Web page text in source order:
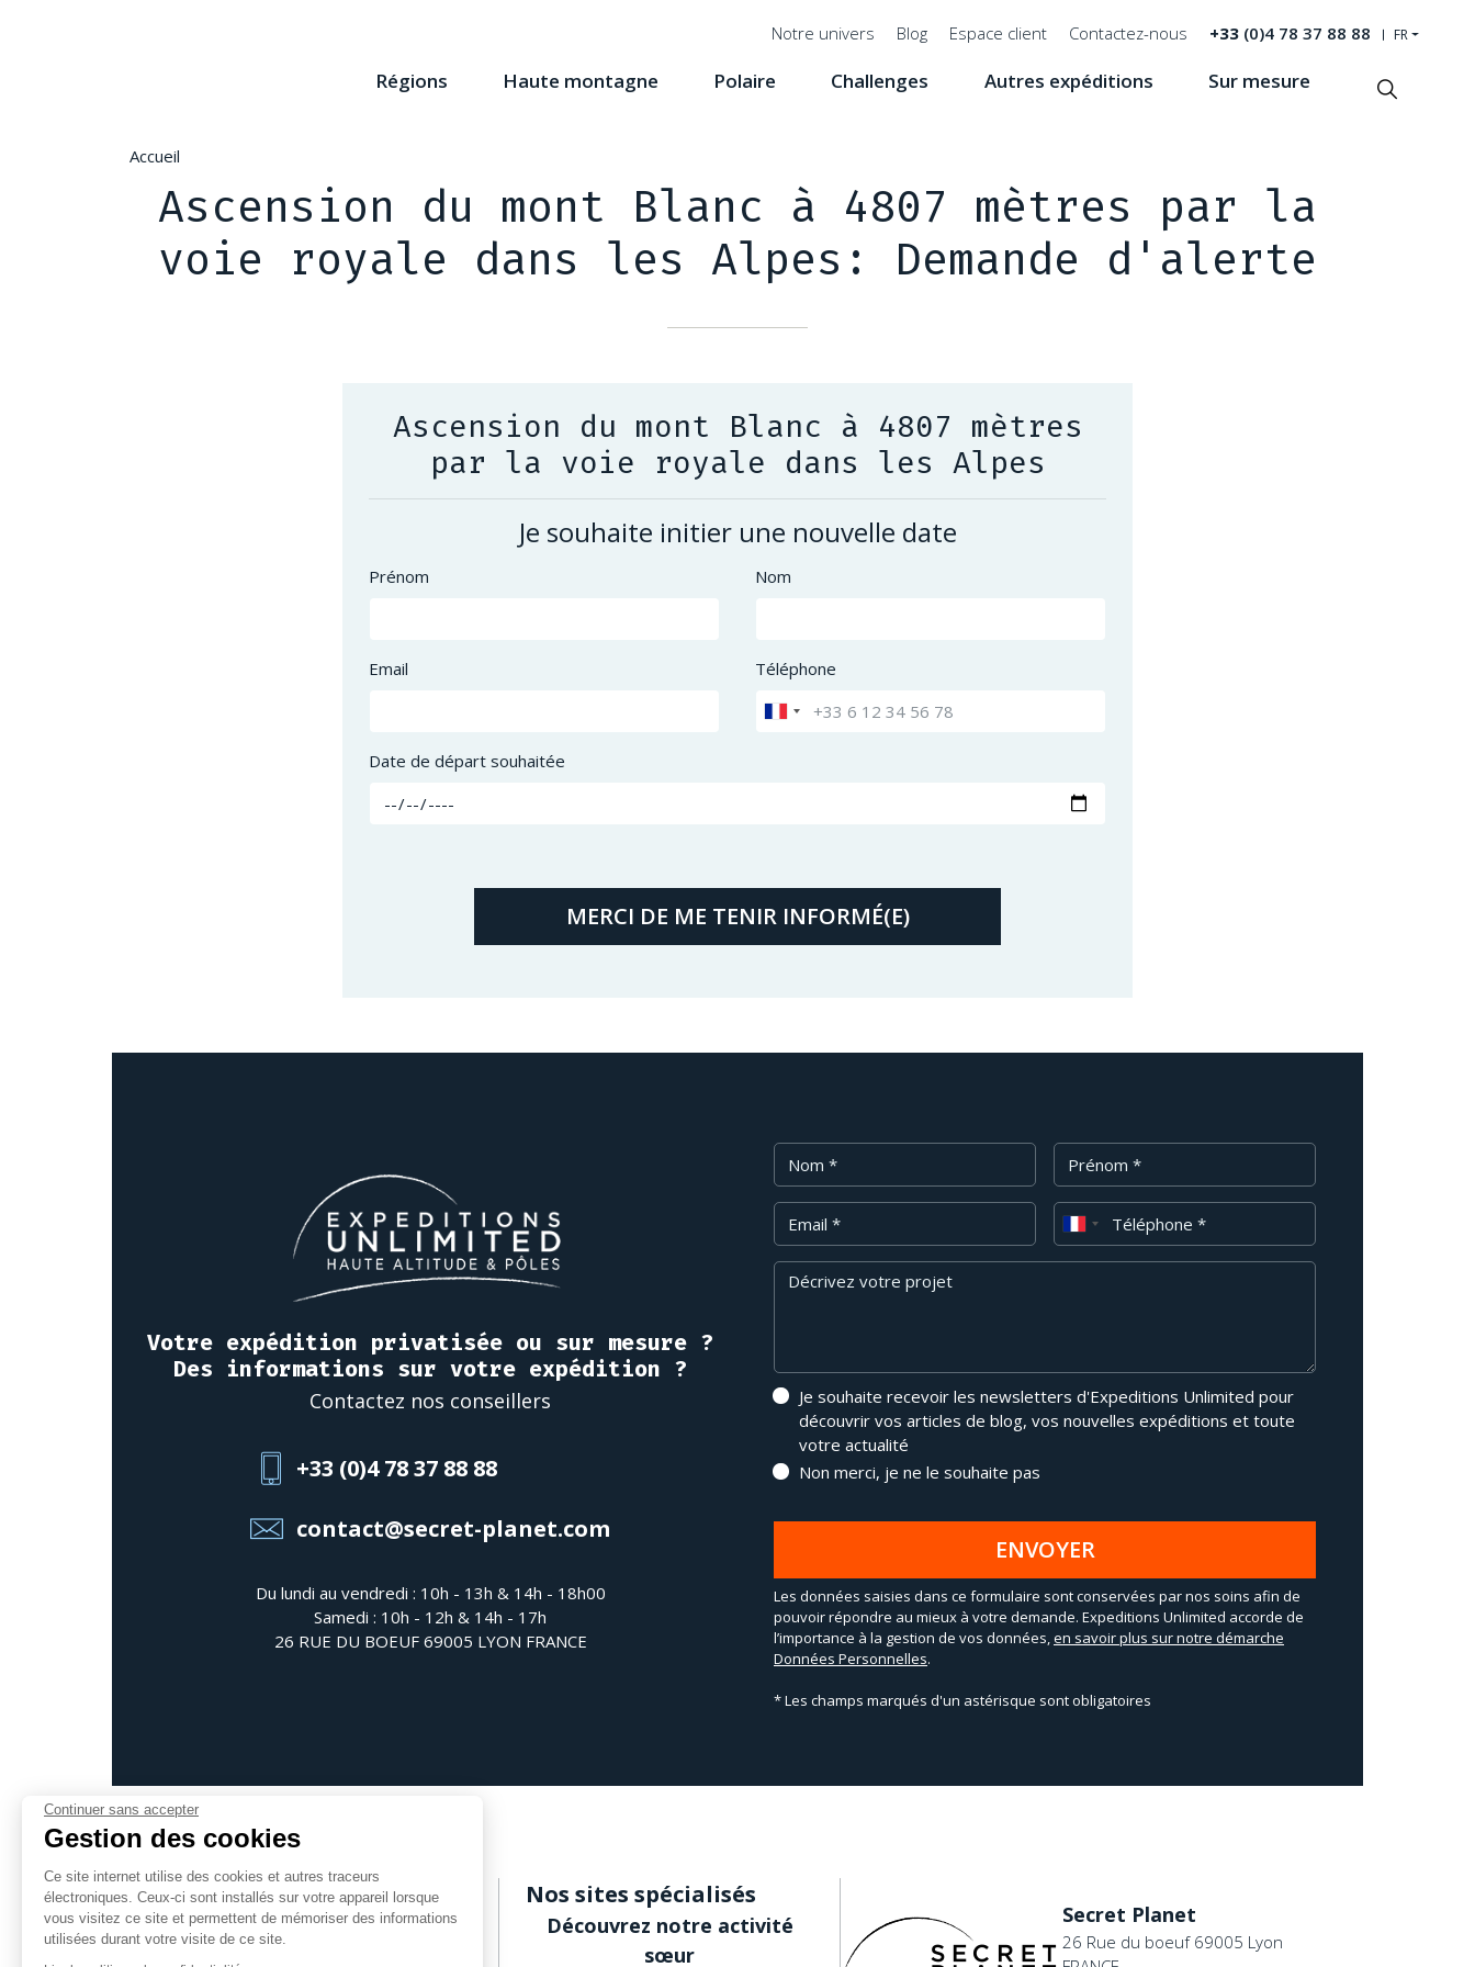
Menu
Notre univers Blog Espace client Contactez-nous +33(0)4 78 37 88 88 FR
Régions Haute montagne Polaire Challenges Autres expéditions Sur mesure
Accueil
Ascension du mont Blanc à 4807 mètres par la
voie royale dans les Alpes: Demande d'alerte
Ascension du mont Blanc à 4807 mètres
par la voie royale dans les Alpes
Je souhaite initier une nouvelle date
Prénom Nom
Email Téléphone
Date de départ souhaitée
MERCI DE ME TENIR INFORMÉ(E)
Votre expédition privatisée ou sur mesure ?
Des informations sur votre expédition ?
Contactez nos conseillers
+33 (0)4 78 37 88 88
contact@secret-planet.com
Du lundi au vendredi : 10h - 13h & 14h - 18h00
Samedi : 10h - 12h & 14h - 17h
26 RUE DU BOEUF 69005 LYON FRANCE
Prénom
Téléphone
Message
Je souhaite recevoir les newsletters d'Expeditions Unlimited pour
découvrir vos articles de blog, vos nouvelles expéditions et toute
votre actualité
Non merci, je ne le souhaite pas
ENVOYER
Les données saisies dans ce formulaire sont conservées par nos soins afin de
pouvoir répondre au mieux à votre demande. Expeditions Unlimited accorde de
l’importance à la gestion de vos données,en savoir plus sur notre démarche
Données Personnelles.
* Les champs marqués d'un astérisque sont obligatoires
Suivez-nous
Nos sites spécialisés
Découvrez notre activité
sœur
Secret Planet
26 Rue du boeuf 69005 Lyon
Continuer sans accepter
Gestion des cookies
Ce site internet utilise des cookies et autres traceurs
électroniques. Ceux-ci sont installés sur votre appareil lorsque
vous visitez ce site et permettent de mémoriser des informations
utilisées durant votre visite de ce site.